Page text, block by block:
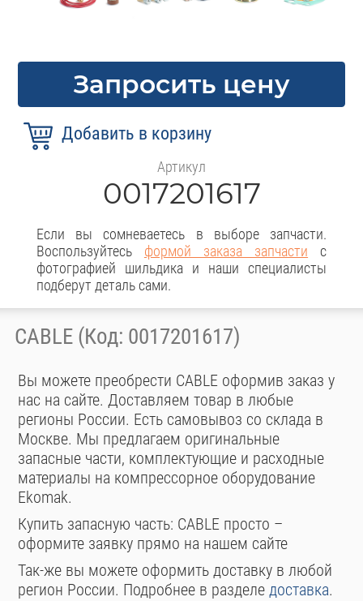
Запросить цену
Артикул
0017201617
Если вы сомневаетесь в выборе запчасти.
Воспользуйтесь формой заказа запчасти с
фотографией шильдика и наши специалисты
подберут деталь сами.
CABLE (Код: 0017201617)
Вы можете преобрести CABLE оформив заказ у
нас на сайте. Доставляем товар в любые
регионы России. Есть самовывоз со склада в
Москве. Мы предлагаем оригинальные
запасные части, комплектующие и расходные
материалы на компрессорное оборудование
Ekomak.
Купить запасную часть: CABLE просто –
оформите заявку прямо на нашем сайте
Так-же вы можете оформить доставку в любой
регион России. Подробнее в разделедоставка.